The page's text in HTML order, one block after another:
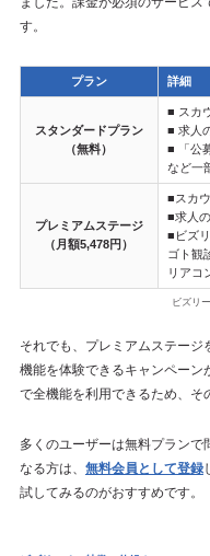
す。
プラン 詳細
スタンダードプラン
（無料）
■ スカ
■ 求人
■ 「公
など一
プレミアムステージ
（月額5,478円）
■スカ
■求人
■ビズ
ゴト観
リアコ
ビズリ
それでも、プレミアムステー
機能を体験できるキャンペーン
で全機能を利用できるため、そ
多くのユーザーは無料プラン
なる方は、 無料会員として登録
試してみるのがおすすめです。